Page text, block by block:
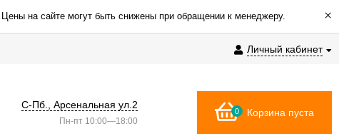
на сайте могут быть снижены при обращении к менеджеру. ×
Личный кабинет
С-Пб., Арсенальная ул.2
Пн-пт 10:00—18:00
0 Корзина пуста